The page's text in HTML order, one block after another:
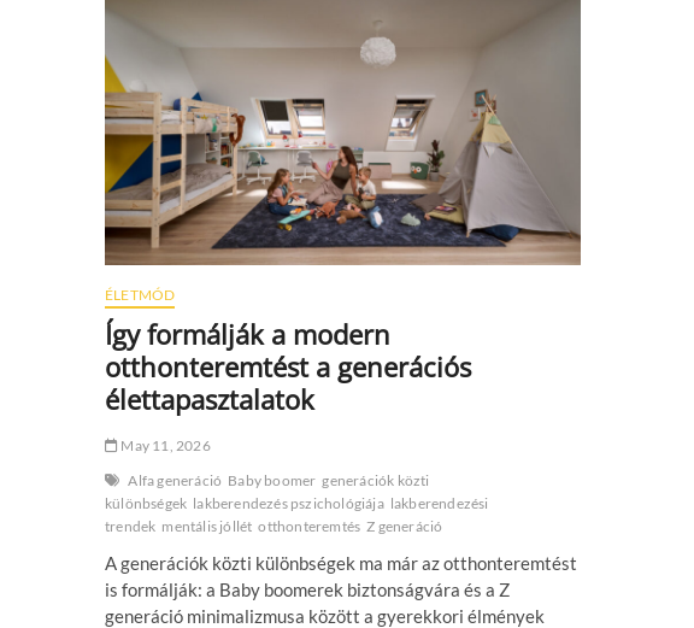
ÉLETMÓD
Így formálják a modern
otthonteremtést a generációs
élettapasztalatok
May 11, 2026
Alfa generáció Baby boomer generációk közti
különbségek lakberendezés pszichológiája lakberendezési
trendek mentális jóllét otthonteremtés Z generáció
A generációk közti különbségek ma már az otthonteremtést
is formálják: a Baby boomerek biztonságvára és a Z
generáció minimalizmusa között a gyerekkori élmények